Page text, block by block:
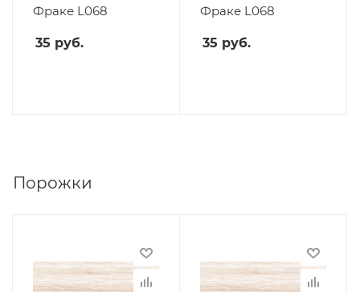
Фраке L068
35 руб.
Фраке L068
35 руб.
Порожки